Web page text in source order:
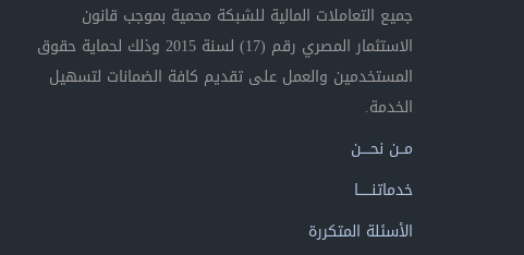
جميع التعاملات المالية للشبكة محمية بموجب قانون
الاستثمار المصري رقم (17) لسنة 2015 وذلك لحماية حقوق
المستخدمين والعمل على تقديم كافة الضمانات لتسهيل
الخدمة.
مــن نحــــن
خدماتنــــــا
الأسئلة المتكررة